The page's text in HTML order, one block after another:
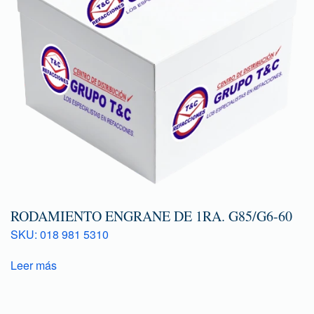
RODAMIENTO ENGRANE DE 1RA. G85/G6-60
SKU: 018 981 5310
Leer más